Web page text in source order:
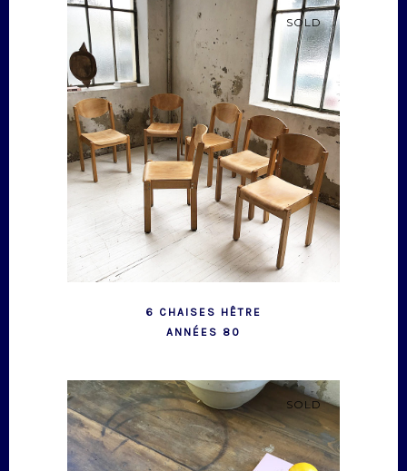
SOLD
6 CHAISES HÊTRE
ANNÉES 80
SOLD